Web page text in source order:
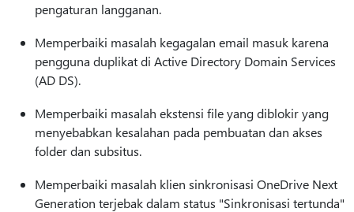
pengaturan langganan.
Memperbaiki masalah kegagalan email masuk karena
pengguna duplikat di Active Directory Domain Services
(AD DS).
Memperbaiki masalah ekstensi file yang diblokir yang
menyebabkan kesalahan pada pembuatan dan akses
folder dan subsitus.
Memperbaiki masalah klien sinkronisasi OneDrive Next
Generation terjebak dalam status "Sinkronisasi tertunda"